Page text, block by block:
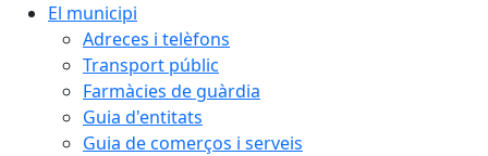
El municipi
Adreces i telèfons
Transport públic
Farmàcies de guàrdia
Guia d'entitats
Guia de comerços i serveis